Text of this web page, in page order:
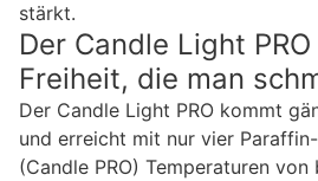
stärkt.
Der Candle Light
Freiheit, die man
Der Candle Light PRO kommt
und erreicht mit nur vier
(Candle PRO) Temperaturen von